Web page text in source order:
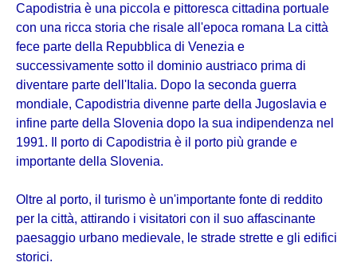
Capodistria è una piccola e pittoresca cittadina portuale
con una ricca storia che risale all'epoca romana La città
fece parte della Repubblica di Venezia e
successivamente sotto il dominio austriaco prima di
diventare parte dell'Italia. Dopo la seconda guerra
mondiale, Capodistria divenne parte della Jugoslavia e
infine parte della Slovenia dopo la sua indipendenza nel
1991. Il porto di Capodistria è il porto più grande e
importante della Slovenia.
Oltre al porto, il turismo è un'importante fonte di reddito
per la città, attirando i visitatori con il suo affascinante
paesaggio urbano medievale, le strade strette e gli edifici
storici.